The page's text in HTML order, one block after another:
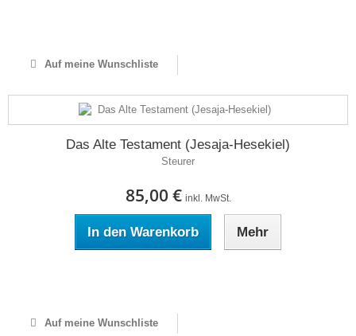
Auf meine Wunschliste
Das Alte Testament (Jesaja-Hesekiel)
Steurer
85,00 € inkl. MwSt.
In den Warenkorb Mehr
Auf meine Wunschliste